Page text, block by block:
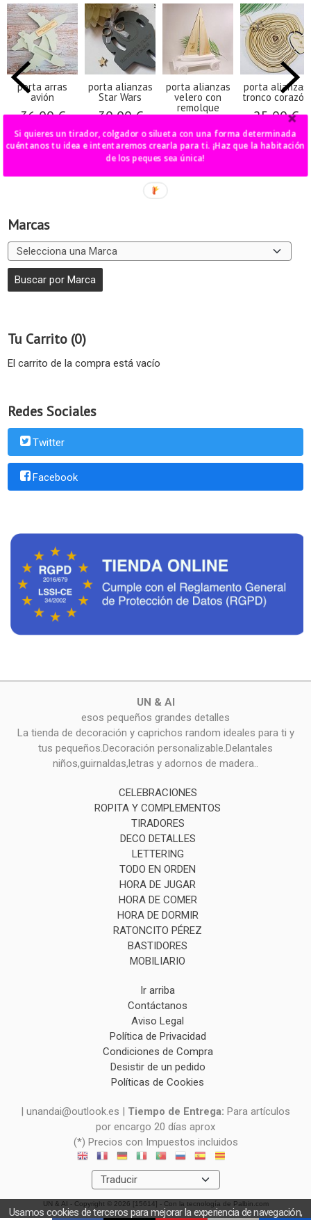
Marcas
Tu Carrito (0)
El carrito de la compra está vacío
Redes Sociales
Twitter
Facebook
porta arras
avión
36,00 €
porta alianzas
Star Wars
30,00 €
porta alianzas
velero con
remolque
50,00 €
porta alianzas
tronco corazón
25,00 €
UN & AI
esos pequeños grandes detalles
La tienda de decoración y caprichos random ideales para ti y
tus pequeños.Decoración personalizable.Delantales
niños,guirnaldas,letras y adornos de madera..
CELEBRACIONES
ROPITA Y COMPLEMENTOS
TIRADORES
DECO DETALLES
LETTERING
TODO EN ORDEN
HORA DE JUGAR
HORA DE COMER
HORA DE DORMIR
RATONCITO PÉREZ
BASTIDORES
MOBILIARIO
Ir arriba
Contáctanos
Aviso Legal
Política de Privacidad
Condiciones de Compra
Desistir de un pedido
Políticas de Cookies
| unandai@outlook.es | Tiempo de Entrega: Para artículos
por encargo 20 días aprox
(*) Precios con Impuestos incluidos
UN & AI - Copyright © 2026 [15614] - Con la tecnología de Palbin.com
Usamos cookies de terceros para mejorar la experiencia de navegación,
Si quieres un tirador, colgador o silueta con una forma determinada
cuéntanos tu idea e intentaremos crearla para ti. ¡Haz que la habitación
de los peques sea única!